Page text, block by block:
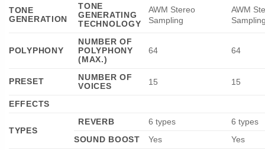
TONE
GENERATION
TONE
GENERATING
TECHNOLOGY
AWM Stereo
Sampling
AWM
POLYPHONY
NUMBER OF
POLYPHONY
(MAX.)
64 64
PRESET
NUMBER OF
VOICES
15 15
EFFECTS
TYPES
REVERB 6 types
6 types
SOUND BOOST
Yes
Yes